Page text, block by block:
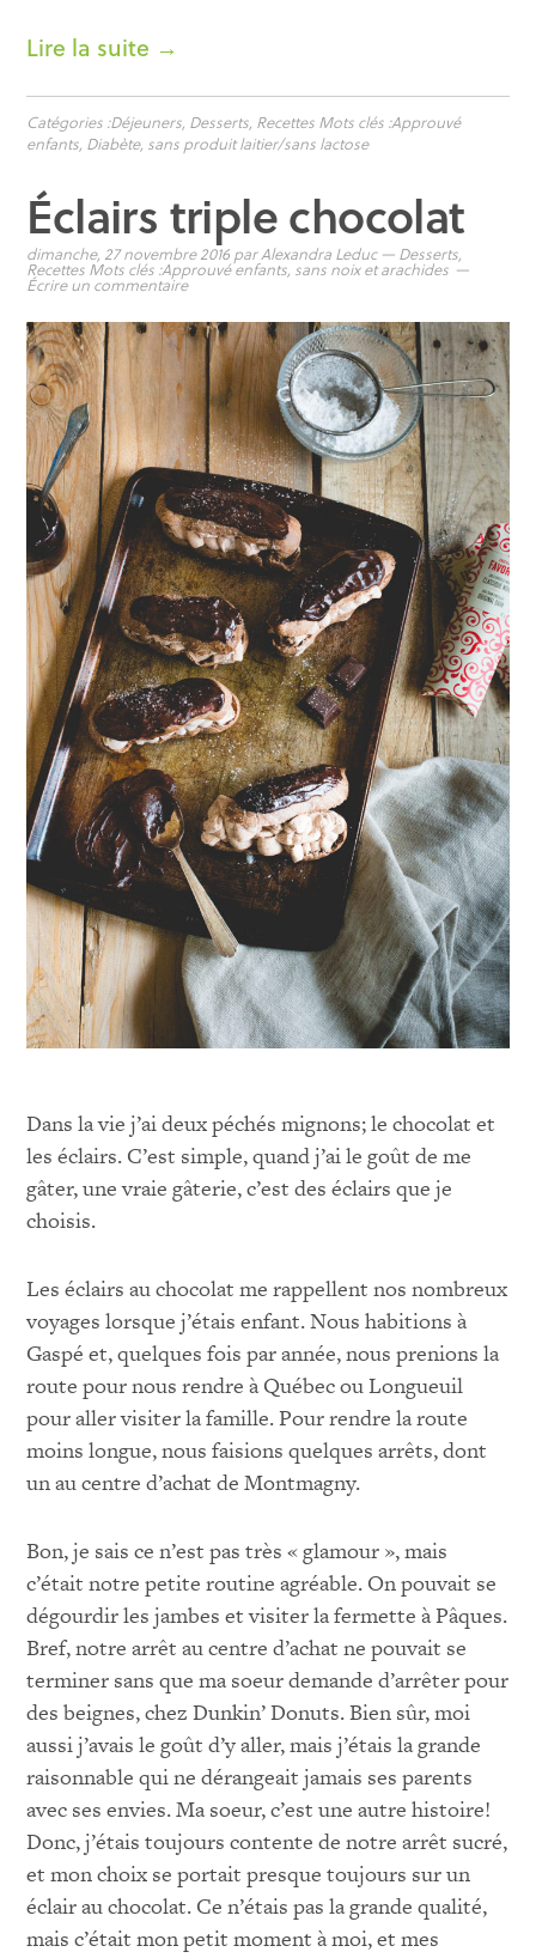
Lire la suite →
Catégories :Déjeuners, Desserts, Recettes Mots clés :Approuvé
enfants, Diabète, sans produit laitier/sans lactose
Éclairs triple chocolat
dimanche, 27 novembre 2016 parAlexandra Leduc — Desserts,
Recettes Mots clés :Approuvé enfants, sans noix et arachides
Écrire un commentaire
Dans la vie j’ai deux péchés mignons; le chocolat et
les éclairs. C’est simple, quand j’ai le goût de me
gâter, une vraie gâterie, c’est des éclairs que je
choisis.
Les éclairs au chocolat me rappellent nos nombreux
voyages lorsque j’étais enfant. Nous habitions à
Gaspé et, quelques fois par année, nous prenions la
route pour nous rendre à Québec ou Longueuil
pour aller visiter la famille. Pour rendre la route
moins longue, nous faisions quelques arrêts, dont
un au centre d’achat de Montmagny.
Bon, je sais ce n’est pas très « glamour », mais
c’était notre petite routine agréable. On pouvait se
dégourdir les jambes et visiter la fermette à Pâques.
Bref, notre arrêt au centre d’achat ne pouvait se
terminer sans que ma soeur demande d’arrêter pour
des beignes, chez Dunkin’ Donuts. Bien sûr, moi
aussi j’avais le goût d’y aller, mais j’étais la grande
raisonnable qui ne dérangeait jamais ses parents
avec ses envies. Ma soeur, c’est une autre histoire!
Donc, j’étais toujours contente de notre arrêt sucré,
et mon choix se portait presque toujours sur un
éclair au chocolat. Ce n’étais pas la grande qualité,
mais c’était mon petit moment à moi, et mes